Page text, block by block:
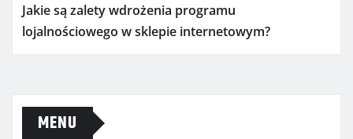
Jakie są zalety wdrożenia programu
lojalnościowego w sklepie internetowym?
MENU